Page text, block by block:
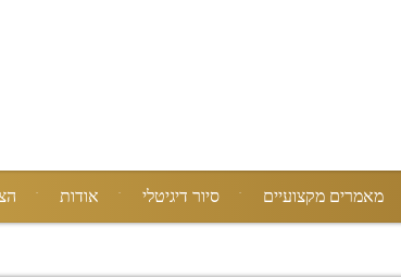
מאמרים מקצועיים סיור דיגיטלי אודות